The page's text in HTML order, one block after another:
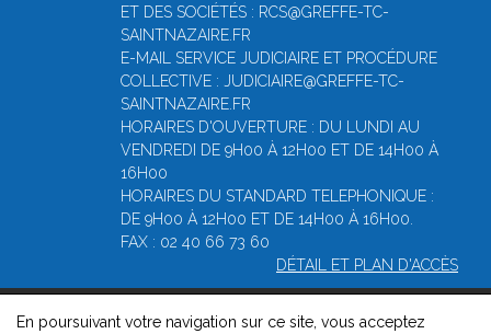
ET DES SOCIÉTÉS : RCS@GREFFE-TC-
SAINTNAZAIRE.FR
E-MAIL SERVICE JUDICIAIRE ET PROCÉDURE
COLLECTIVE : JUDICIAIRE@GREFFE-TC-
SAINTNAZAIRE.FR
HORAIRES D'OUVERTURE : DU LUNDI AU
VENDREDI DE 9H00 À 12H00 ET DE 14H00 À
16H00
HORAIRES DU STANDARD TELEPHONIQUE :
DE 9H00 À 12H00 ET DE 14H00 À 16H00.
FAX : 02 40 66 73 60
DÉTAIL ET PLAN D'ACCÈS
En poursuivant votre navigation sur ce site, vous acceptez